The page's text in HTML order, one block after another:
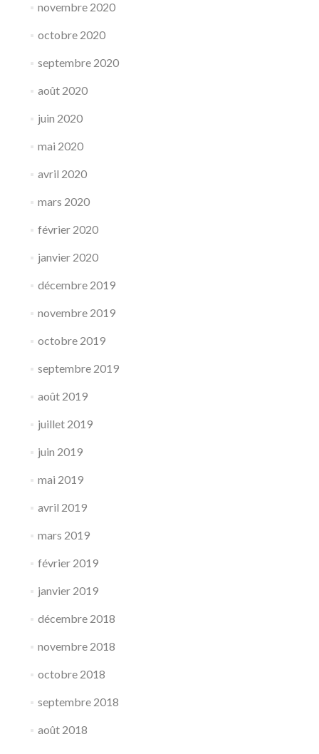
novembre 2020
octobre 2020
septembre 2020
août 2020
juin 2020
mai 2020
avril 2020
mars 2020
février 2020
janvier 2020
décembre 2019
novembre 2019
octobre 2019
septembre 2019
août 2019
juillet 2019
juin 2019
mai 2019
avril 2019
mars 2019
février 2019
janvier 2019
décembre 2018
novembre 2018
octobre 2018
septembre 2018
août 2018